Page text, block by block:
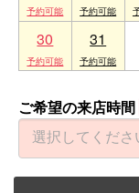
30 31
ご希望の来店時間